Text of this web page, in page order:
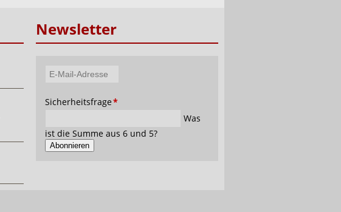
Newsletter
Adresse
Pflichtfeld
Sicherheitsfrage*
Was
ist die Summe aus 6 und 5?
Abonnieren